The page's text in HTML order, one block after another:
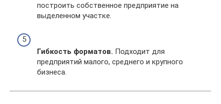
построить собственное предприятие на
выделенном участке.
Гибкость форматов. Подходит для
предприятий малого, среднего и крупного
бизнеса.